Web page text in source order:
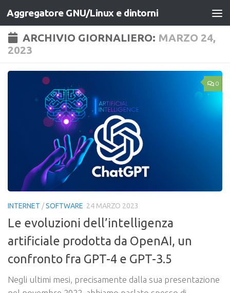
Salta al contenuto
Aggregatore GNU/Linux e dintorni
ARCHIVIO GIORNALIERO: MARZO 24,
2023
0
INTERNET /SOFTWARE 24 MARZO 2023
Le evoluzioni dell’intelligenza
artificiale prodotta da OpenAI, un
confronto fra GPT-4 e GPT-3.5
Negli ultimi mesi, precisamente dalla sua presentazione